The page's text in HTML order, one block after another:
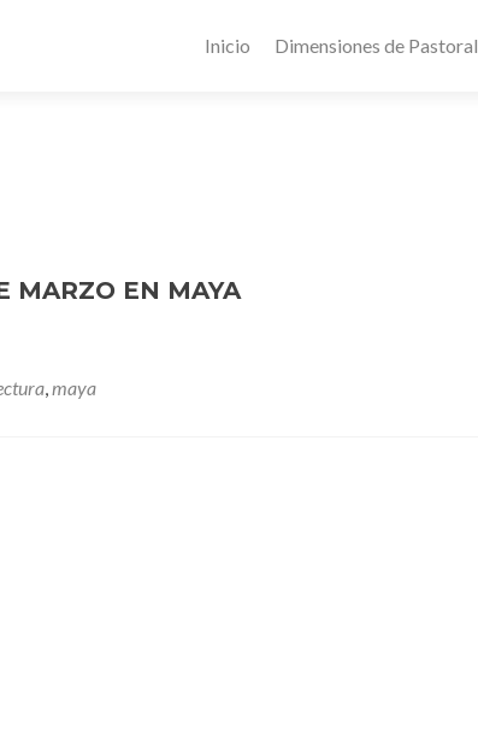
Inicio Dimensiones de Pastoral
MARZO EN MAYA
,maya